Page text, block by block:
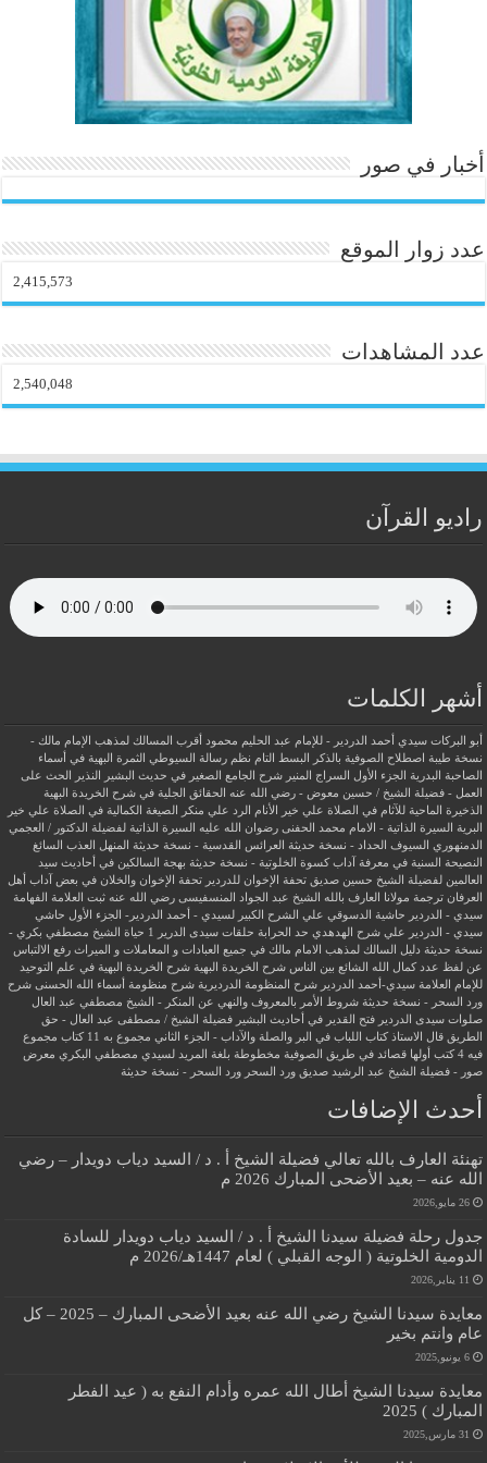
أخبار في صور
عدد زوار الموقع
2,415,573
عدد المشاهدات
2,540,048
راديو القرآن
أشهر الكلمات
أبو البركات سيدي أحمد الدردير - للإمام عبد الحليم محمود
أقرب المسالك لمذهب الإمام مالك -
نسخة طيبة اصطلاح الصوفية بالذكر البسط التام نظم رسالة السيوطي
الثمرة البهية في أسماء
الصاحبة البدرية
الجزء الأول السراج المنير شرح الجامع الصغير في حديث البشير النذير
الحث على
العمل - فضيلة الشيخ / حسين معوض - رضي الله عنه
الحقائق الجلية في شرح الخريدة البهية
الذخيرة الماحية للآثام في الصلاة علي خير الأنام
الرد علي منكر الصيغة الكمالية في الصلاة علي خير
البرية
السيرة الذاتية - الامام محمد الحفنى رضوان الله عليه
السيرة الذاتية لفضيلة الدكتور / العجمي
الدمنهوري
السيوف الحداد - نسخة حديثة العرائس القدسية - نسخة حديثة
المنهل العذب السائغ
النصيحة السنية في معرفة آداب كسوة الخلوتية - نسخة حديثة بهجة السالكين في أحاديث سيد
العالمين لفضيلة الشيخ حسين صديق
تحفة الإخوان للدردير تحفة الإخوان والخلان في بعض آداب أهل
العرفان ترجمة مولانا العارف بالله الشيخ عبد الجواد المنسفيسى رضي الله عنه ثبت العلامة الفهامة
سيدي - الدردير
حاشية الدسوقي علي الشرح الكبير لسيدي - أحمد الدردير- الجزء الأول حاشي
سيدي - الدردير علي شرح الهدهدي حد الحرابة حلقات سيدى الدرير 1
حياة الشيخ مصطفي بكري -
نسخة حديثة دليل السالك لمذهب الامام مالك في جميع العبادات و المعاملات و الميراث رفع الالتباس
عن لفظ عدد كمال الله الشائع بين الناس شرح الخريدة البهية شرح الخريدة البهية في علم التوحيد
للإمام العلامة سيدي-أحمد الدردير شرح المنظومة الدرديرية شرح منظومة أسماء الله الحسنى شرح
ورد السحر - نسخة حديثة شروط الأمر بالمعروف والنهي عن المنكر - الشيخ مصطفي عبد العال
صلوات سيدى الدردير فتح القدير في أحاديث البشير فضيلة الشيخ / مصطفى عبد العال - حق
الطريق
قال الاستاذ كتاب اللباب في البر والصلة والآداب - الجزء الثاني مجموع به 11 كتاب
مجموع
فيه 4 كتب أولها قصائد في طريق الصوفية
مخطوطة بلغة المريد لسيدي مصطفي البكري معرض
صور - فضيلة الشيخ عبد الرشيد صديق
ورد السحر ورد السحر - نسخة حديثة
أحدث الإضافات
تهنئة العارف بالله تعالي فضيلة الشيخ أ . د / السيد دياب دويدار – رضي
الله عنه – بعيد الأضحى المبارك 2026 م
26 مايو,2026
جدول رحلة فضيلة سيدنا الشيخ أ . د / السيد دياب دويدار للسادة
الدومية الخلوتية ( الوجه القبلي ) لعام 1447هـ/2026 م
11 يناير,2026
معايدة سيدنا الشيخ رضي الله عنه بعيد الأضحى المبارك – 2025 – كل
عام وانتم بخير
6 يونيو,2025
معايدة سيدنا الشيخ أطال الله عمره وأدام النفع به ( عيد الفطر
المبارك ) 2025
31 مارس,2025